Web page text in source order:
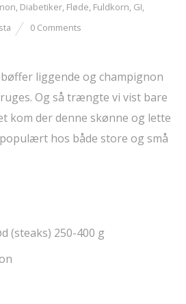
, Diabetiker, Fløde, Fuldkorn, GI,
0 Comments
liggende og champignon
Og så trængte vi vist bare
kom der denne skønne og lette
hos både store og små
(steaks) 250-400 g